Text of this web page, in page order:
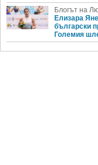
Блогът на
Елизара
български
Големия